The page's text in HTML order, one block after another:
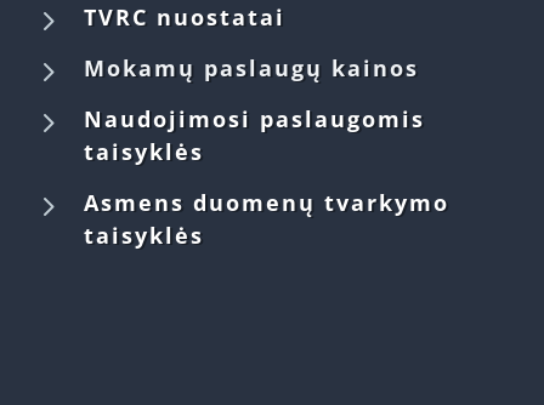
5 TVRC nuostatai
5 Mokamų paslaugų kainos
5
Naudojimosi paslaugomis
taisyklės
5
Asmens duomenų tvarkymo
taisyklės